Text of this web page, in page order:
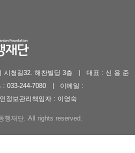
시청길32. 해찬빌딩 3층
대표 : 신 용 준
: 033-244-7080
이메일 :
정보관리책임자 : 이영숙
행재단. All rights reserved.